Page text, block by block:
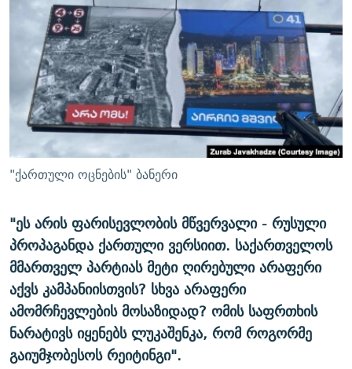
ᲛᲝᲚᲐᲞᲐᲠᲐᲙᲔ ᲢᲔᲥᲡᲢᲔᲑᲘ
ᲨᲘᲜ - ᲣᲪᲮᲝᲔᲗᲨᲘ
ᲚᲘᲢᲔᲠᲐᲢᲣᲠᲣᲚᲘ ᲬᲐᲮᲜᲐᲒᲔᲑᲘ
ᲐᲛᲔᲠᲘᲙᲣᲚᲘ ᲛᲝᲗᲮᲠᲝᲑᲐ
ᲘᲛᲞᲔᲠᲘᲐ ᲓᲐ ᲠᲐᲓᲘᲝ
ᲩᲔᲛᲘ ᲡᲘᲙᲕᲓᲘᲚᲘᲡ ᲛᲘᲖᲔᲖᲘᲐ COVID-19
11 ᲬᲔᲚᲘ - 11 ᲐᲛᲑᲐᲕᲘ
ᲡᲐᲞᲐᲠᲚᲐᲛᲔᲜᲢᲝ ᲐᲠᲩᲔᲕᲜᲔᲑᲘᲡ ᲘᲡᲢᲝᲠᲘᲐ
ᲑᲐᲕᲨᲕᲔᲑᲘ ᲞᲠᲝᲡᲢᲘᲢᲣᲪᲘᲐᲨᲘ - ᲐᲛᲝᲣᲗᲥᲛᲔᲚᲘ ᲐᲛᲑᲐᲕᲘ
5 ᲐᲛᲑᲐᲕᲘ - 20 ᲘᲕᲜᲘᲡᲡ ᲓᲐᲨᲐᲕᲔᲑᲣᲚᲔᲑᲘ
ᲐᲒᲕᲘᲡᲢᲝᲡ ᲝᲛᲘ
ПРИВЕТ ᲙᲣᲚᲢᲣᲠᲐ
ᲒᲐᲛᲝᲘᲬᲔᲠᲔ
რთე/რთ-ის ყველა საიტი
"ქართული ოცნების" ბანერი
"ეს არის ფარისევლობის მწვერვალი - რუსული
პროპაგანდა ქართული ვერსიით. საქართველოს
მმართველ პარტიას მეტი ღირებული არაფერი
აქვს კამპანიისთვის? სხვა არაფერი
ამომრჩევლების მოსაზიდად? ომის საფრთხის
ნარატივს იყენებს ლუკაშენკა, რომ როგორმე
გაიუმჯობესოს რეიტინგი".